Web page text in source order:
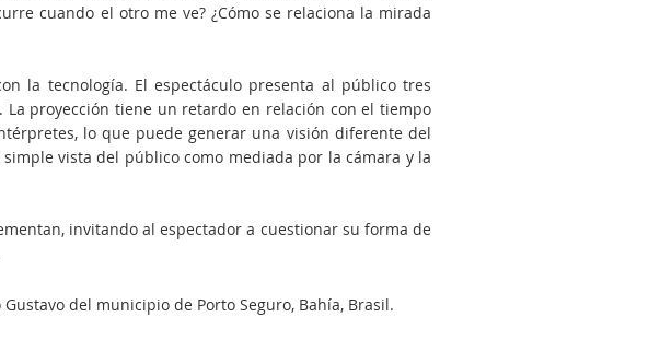
cuando el otro me ve? ¿Cómo se relaciona la mirada
la tecnología. El espectáculo presenta al público tres
proyección tiene un retardo en relación con el tiempo
lo que puede generar una visión diferente del
vista del público como mediada por la cámara y la
invitando al espectador a cuestionar su forma de
del municipio de Porto Seguro, Bahía, Brasil.